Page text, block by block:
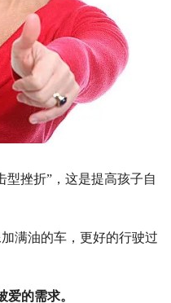
型挫折”，这是提高孩子自
满油的车，更好的行驶过
的需求。